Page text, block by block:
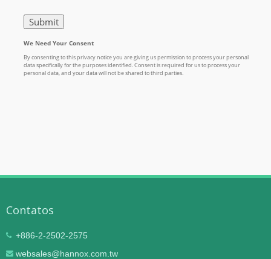
Contatos
+886-2-2502-2575
websales@hannox.com.tw